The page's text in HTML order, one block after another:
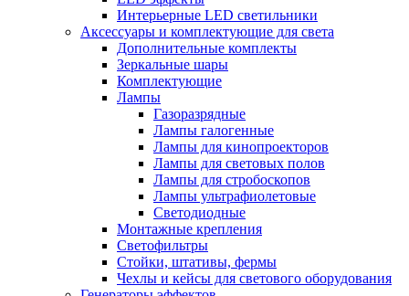
Интерьерные LED светильники
Аксессуары и комплектующие для света
Дополнительные комплекты
Зеркальные шары
Комплектующие
Лампы
Газоразрядные
Лампы галогенные
Лампы для кинопроекторов
Лампы для световых полов
Лампы для стробоскопов
Лампы ультрафиолетовые
Светодиодные
Монтажные крепления
Светофильтры
Стойки, штативы, фермы
Чехлы и кейсы для светового оборудования